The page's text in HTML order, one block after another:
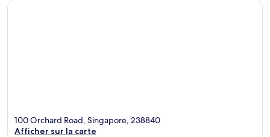
100 Orchard Road, Singapore, 238840
Afficher sur la carte